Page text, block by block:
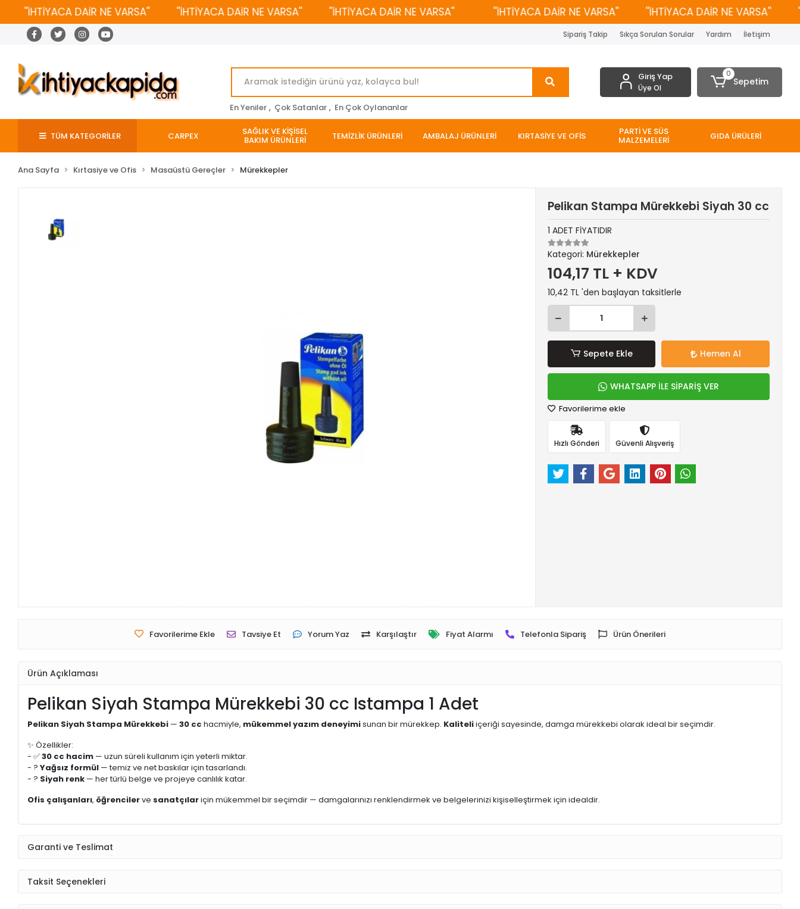
''İHTİYACA DAİR NE VARSA'' ''İHTİYACA DAİR NE VARSA'' ''İHTİYACA DAİR NE VARSA'' ''İHTİYACA DAİR NE VARSA'' ''İHTİYACA DAİR NE VARSA''
Sipariş Takip Sıkça Sorulan Sorular Yardım İletişim
En Yeniler , Çok Satanlar , En Çok Oylananlar
Giriş Yap
Üye Ol
0
Sepetim
TÜM KATEGORİLER CARPEX SAĞLIK VE KİŞİSEL
BAKIM ÜRÜNLERİ TEMİZLİK ÜRÜNLERİ AMBALAJ ÜRÜNLERİ KIRTASİYE VE OFİS PARTİ VE SÜS
MALZEMELERİ GIDA ÜRÜLERİ
Ana Sayfa Kırtasiye ve Ofis Masaüstü Gereçler Mürekkepler
Pelikan Stampa Mürekkebi Siyah 30 cc
1 ADET FİYATIDIR
Kategori: Mürekkepler
104,17 TL + KDV
10,42 TL 'den başlayan taksitlerle
Sepete Ekle Hemen Al
WHATSAPP İLE SİPARİŞ VER
Favorilerime ekle
Hızlı Gönderi Güvenli Alışveriş
Favorilerime Ekle Tavsiye Et Yorum Yaz Karşılaştır Fiyat Alarmı Telefonla Sipariş Ürün Önerileri
Ürün Açıklaması
Pelikan Siyah Stampa Mürekkebi 30 cc Istampa 1 Adet
Pelikan Siyah Stampa Mürekkebi —30 cc hacmiyle, mükemmel yazım deneyimisunan bir mürekkep. Kaliteliiçeriği sayesinde, damga mürekkebi olarak ideal bir seçimdir.
✨ Özellikler:
- ✅30 cc hacim — uzun süreli kullanım için yeterli miktar.
- ?Yağsız formül — temiz ve net baskılar için tasarlandı.
- ? Siyah renk — her türlü belge ve projeye canlılık katar.
Ofis çalışanları, öğrencilerve sanatçılariçin mükemmel bir seçimdir — damgalarınızı renklendirmek ve belgelerinizi kişiselleştirmek için idealdir.
Garanti ve Teslimat
Taksit Seçenekleri